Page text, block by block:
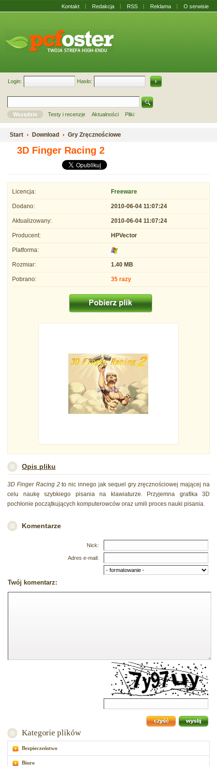
Kontakt Redakcja RSS Reklama O serwisie
Login: Hasło:
Wszędzie Testy i recenzje Aktualności Pliki
Start Download Gry Zręcznościowe
3D Finger Racing 2
Licencja: Freeware
Dodano: 2010-06-04 11:07:24
Aktualizowany: 2010-06-04 11:07:24
Producent: HPVector
Platforma:
Rozmiar: 1.40 MB
Pobrano: 35 razy
Opis pliku
3D Finger Racing 2to nic innego jak sequel gry zręcznościowej mającej na
celu naukę szybkiego pisania na klawiaturze. Przyjemna grafika 3D
pochłonie początkujących komputerowców oraz umili proces nauki pisania.
Komentarze
Nick:
Adres e-mail:
Twój komentarz:
Kategorie plików
Bezpieczeństwo
Biuro